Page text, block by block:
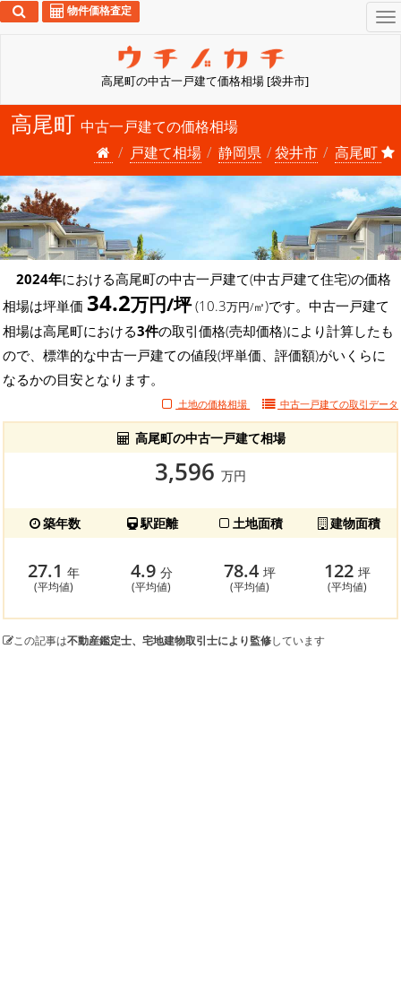
高尾町の中古一戸建て価格相場 [袋井市]
物件価格査定
高尾町 中古一戸建ての価格相場
戸建て相場
静岡県 袋井市 高尾町
2024年における高尾町の中古一戸建て(中古戸建て住宅)の価格
相場は坪単価 34.2万円/坪(10.3万円/㎡)です。中古一戸建て
相場は高尾町における3件の取引価格(売却価格)により計算したも
ので、標準的な中古一戸建ての値段(坪単価、評価額)がいくらに
なるかの目安となります。
土地の価格相場 中古一戸建ての取引データ
高尾町の中古一戸建て相場
3,596 万円
築年数 駅距離 土地面積 建物面積
27.1 年
(平均値)
4.9 分
(平均値)
78.4 坪
(平均値)
122坪
(平均値)
この記事は不動産鑑定士、宅地建物取引士により監修しています